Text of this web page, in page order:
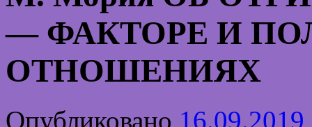
— ФАКТОРЕ И
ОТНОШЕНИЯХ
Опубликовано 16.09.2019